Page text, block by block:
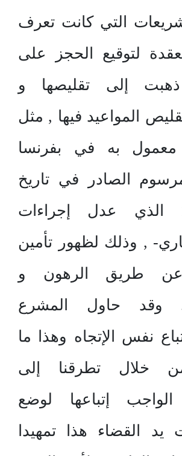
التي كانت تعرف
لتوقيع الحجز على
ذهبت إلى تقليصها و
المواعيد فيها , مثل
به في بفرنسا
الصادر في تاريخ
1938/06/17 الذي عدل إجراءات
, وذلك لظهور تأمين
عن طريق الرهون و
. وقد حاول المشرع
نفس الإتجاه وهذا ما
خلال تطرقنا إلى
الواجب إتباعها لوضع
يد القضاء هذا تمهيدا